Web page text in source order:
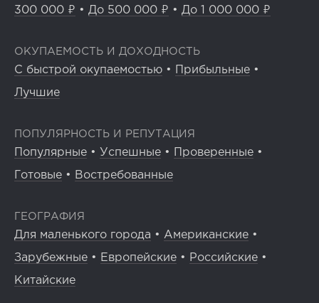
300 000 ₽ • До 500 000 ₽ • До 1 000 000 ₽
ОКУПАЕМОСТЬ И ДОХОДНОСТЬ
С быстрой окупаемостью • Прибыльные •
Лучшие
ПОПУЛЯРНОСТЬ И РЕПУТАЦИЯ
Популярные • Успешные • Проверенные •
Готовые • Востребованные
ГЕОГРАФИЯ
Для маленького города • Американские •
Зарубежные • Европейские • Российские •
Китайские